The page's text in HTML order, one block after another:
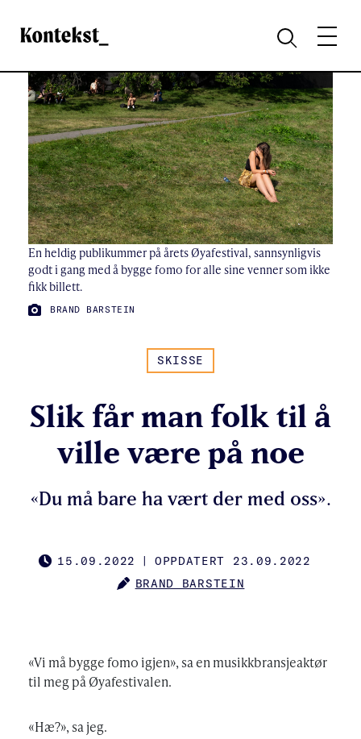
Kontekst
SØKMENY
En heldig publikummer på årets Øyafestival, sannsynligvis
godt i gang med å bygge fomo for alle sine venner som ikke
fikk billett.
FOTO:
BRAND BARSTEIN
SKISSE
Slik får man folk til å
ville være på noe
«Du må bare ha vært der med oss».
PUBLISHED
15.09.2022 | OPPDATERT 23.09.2022
AUTHOR
BRAND BARSTEIN
«Vi må bygge fomo igjen», sa en musikkbransjeaktør
til meg på Øyafestivalen.
«Hæ?», sa jeg.